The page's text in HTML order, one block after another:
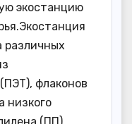
экостанцию
различных
флаконов
низкого